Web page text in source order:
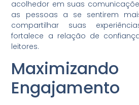
acolhedor em suas
as pessoas a se sentirem
compartilhar suas
fortalece a relação de
leitores.
Engajamento